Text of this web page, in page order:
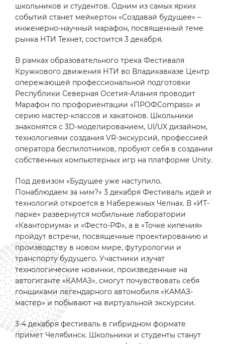
школьников и студентов. Одним из самых ярких
событий станет мейкертон «Создавай будущее» –
инженерно-научный марафон, посвященный теме
рынка НТИ Технет, состоится 3 декабря.
В рамках образовательного трека Фестиваля
Кружкового движения НТИ во Владикавказе Центр
опережающей профессиональной подготовки
Республики Северная Осетия-Алания проводит
Марафон по профориентации «ПРОФCompass» и
серию мастер-классов и хакатонов. Школьники
знакомятся с 3D-моделированием, UI/UX дизайном,
технологиями создания VR-экскурсий, профессией
оператора беспилотников, пробуют себя в создании
собственных компьютерных игр на платформе Unity.
Под девизом «Будущее уже наступило.
Понаблюдаем за ним?» 3 декабря Фестиваль идей и
технологий откроется в Набережных Челнах. В «ИТ-
парке» развернутся мобильные лаборатории
«Кванториума» и «Фесто-РФ», а в «Точке кипения»
пройдут встречи, посвященные проектированию и
производству в новом мире, футурологии и
транспорту будущего. Участники изучат
технологические новинки, произведенные на
автогиганте «КАМАЗ», смогут почувствовать себя
гонщиками легендарного автомобиля «КАМАЗ-
мастер» и побывают на виртуальной экскурсии.
3-4 декабря фестиваль в гибридном формате
примет Челябинск. Школьники и студенты станут